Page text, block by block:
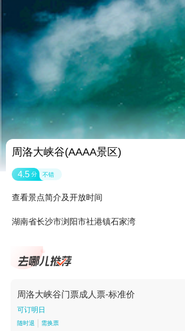
周洛大峡谷(AAAA景区)
4.5 分 不错
查看景点简介及开放时间
湖南省长沙市浏阳市社港镇石家湾
周洛大峡谷门票成人票-标准价
可订明日
随时退 需换票